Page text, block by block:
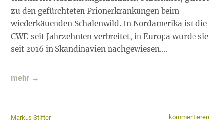
zu den gefürchteten Prionerkrankungen beim
wiederkäuenden Schalenwild. In Nordamerika ist die
CWD seit Jahrzehnten verbreitet, in Europa wurde sie
seit 2016 in Skandinavien nachgewiesen....
mehr →
kommentieren
Markus Stifter